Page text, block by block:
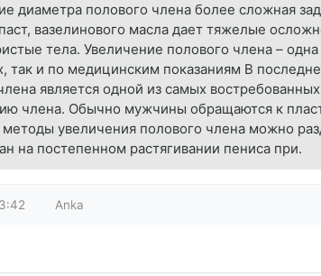
диаметра полового члена более сложная
вазелинового масла дает тяжелые
тела. Увеличение полового члена –
так и по медицинским показаниям В
является одной из самых
члена. Обычно мужчины обращаются к
увеличения полового члена можно
на постепенном растягивании пениса при.
Anka